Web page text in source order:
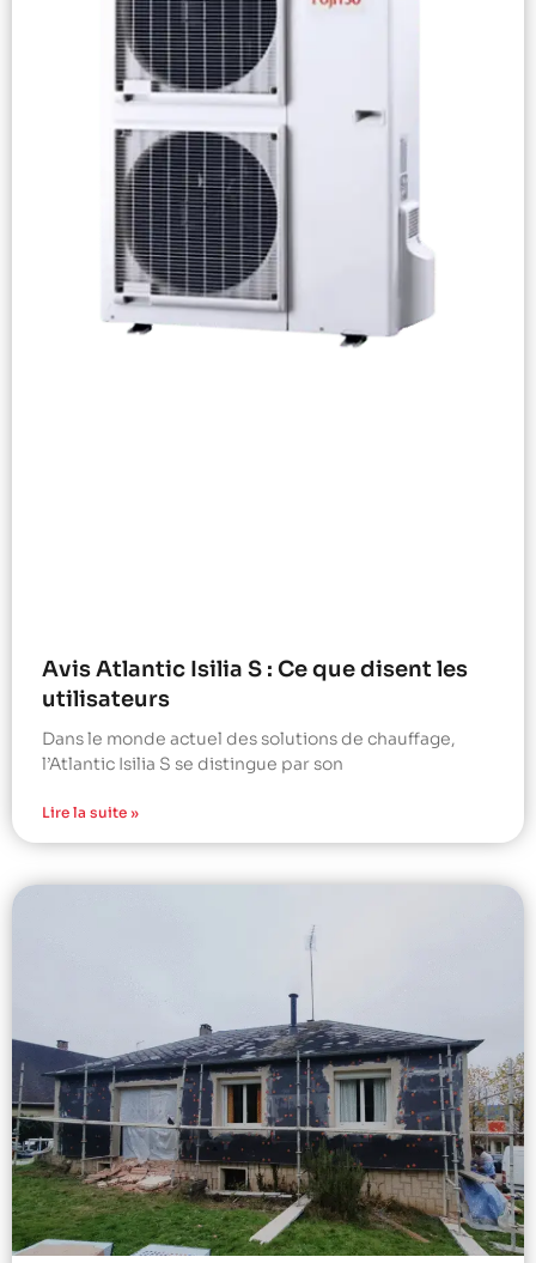
Avis Atlantic Isilia S : Ce que disent les
utilisateurs
Dans le monde actuel des solutions de chauffage,
l’Atlantic Isilia S se distingue par son
Lire la suite »